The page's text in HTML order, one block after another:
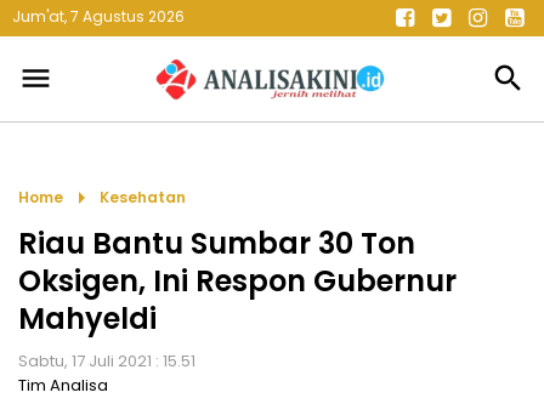
Jum'at, 7 Agustus 2026
menu search
Home arrow_right Kesehatan
Riau Bantu Sumbar 30 Ton
Oksigen, Ini Respon Gubernur
Mahyeldi
Sabtu, 17 Juli 2021 : 15.51
Tim Analisa